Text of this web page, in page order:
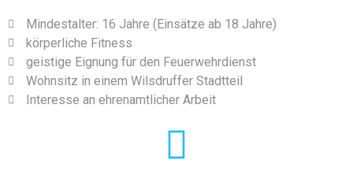
Mindestalter: 16 Jahre (Einsätze ab 18 Jahre)
körperliche Fitness
geistige Eignung für den Feuerwehrdienst
Wohnsitz in einem Wilsdruffer Stadtteil
Interesse an ehrenamtlicher Arbeit